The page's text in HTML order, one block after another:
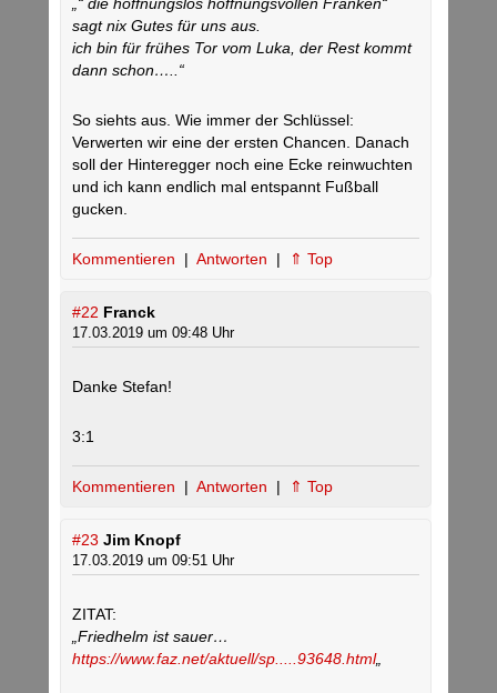
sagt nix Gutes für uns aus.
ich bin für frühes Tor vom Luka, der Rest kommt
dann schon…..“
So siehts aus. Wie immer der Schlüssel:
Verwerten wir eine der ersten Chancen. Danach
soll der Hinteregger noch eine Ecke reinwuchten
und ich kann endlich mal entspannt Fußball
gucken.
Kommentieren | Antworten | ⇑ Top
#22 Franck
17.03.2019 um 09:48 Uhr
Danke Stefan!
3:1
Kommentieren | Antworten | ⇑ Top
#23 Jim Knopf
17.03.2019 um 09:51 Uhr
ZITAT:
„Friedhelm ist sauer…
https://www.faz.net/aktuell/sp.....93648.html„